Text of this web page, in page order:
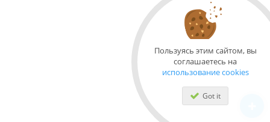
Пользуясь этим сайтом, вы
соглашаетесь на
использование cookies
Got it